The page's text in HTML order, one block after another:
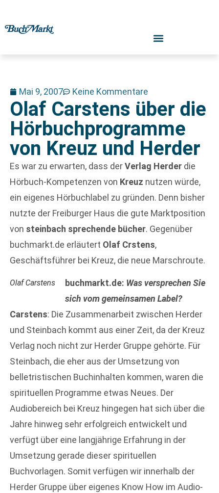
Mai 9, 2007 Keine Kommentare
Olaf Carstens über die
Hörbuchprogramme
von Kreuz und Herder
Es war zu erwarten, dass derVerlag Herder die
Hörbuch-Kompetenzen von Kreuz nutzen würde,
ein eigenes Hörbuchlabel zu gründen. Denn bisher
nutzte der Freiburger Haus die gute Marktposition
von steinbach sprechende bücher. Gegenüber
buchmarkt.de erläutert Olaf Crstens,
Geschäftsführer bei Kreuz, die neue Marschroute.
Olaf Carstens buchmarkt.de: Was versprechen Sie
sich vom gemeinsamen Label?
Carstens: Die Zusammenarbeit zwischen Herder
und Steinbach kommt aus einer Zeit, da der Kreuz
Verlag noch nicht zur Herder Gruppe gehörte. Für
Steinbach, die eher aus der Umsetzung von
belletristischen Buchinhalten kommen, waren die
spirituellen Programme etwas Neues. Der
Audiobereich bei Kreuz hingegen hat sich über die
Jahre hinweg sehr erfolgreich entwickelt und
verfügt über eine langjährige Erfahrung in der
Umsetzung gerade dieser spirituellen
Buchvorlagen. Somit verfügen wir innerhalb der
Herder Gruppe über eigenes Know How im Audio-